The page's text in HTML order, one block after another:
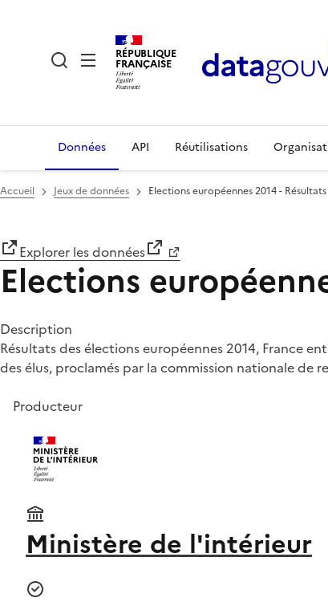
RÉPUBLIQUE
FRANÇAISE
Données API Réutilisations
Accueil Jeux de données Elections européennes 2014 - Résultats
Explorer les données
Elections
Description
Résultats des élections européennes 2014, France
des élus, proclamés par la commission nationale de
Producteur
Ministère de l'intérieur